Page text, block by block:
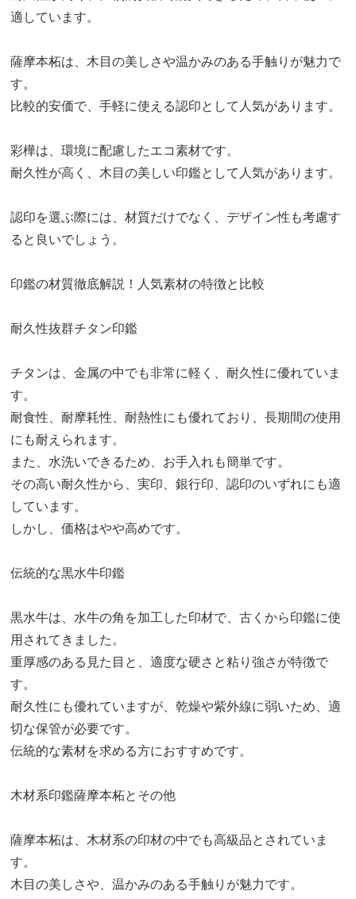
適しています。
薩摩本柘は、木目の美しさや温かみのある手触りが魅力で
す。
比較的安価で、手軽に使える認印として人気があります。
彩樺は、環境に配慮したエコ素材です。
耐久性が高く、木目の美しい印鑑として人気があります。
認印を選ぶ際には、材質だけでなく、デザイン性も考慮す
ると良いでしょう。
印鑑の材質徹底解説！人気素材の特徴と比較
耐久性抜群チタン印鑑
チタンは、金属の中でも非常に軽く、耐久性に優れていま
す。
耐食性、耐摩耗性、耐熱性にも優れており、長期間の使用
にも耐えられます。
また、水洗いできるため、お手入れも簡単です。
その高い耐久性から、実印、銀行印、認印のいずれにも適
しています。
しかし、価格はやや高めです。
伝統的な黒水牛印鑑
黒水牛は、水牛の角を加工した印材で、古くから印鑑に使
用されてきました。
重厚感のある見た目と、適度な硬さと粘り強さが特徴で
す。
耐久性にも優れていますが、乾燥や紫外線に弱いため、適
切な保管が必要です。
伝統的な素材を求める方におすすめです。
木材系印鑑薩摩本柘とその他
薩摩本柘は、木材系の印材の中でも高級品とされていま
す。
木目の美しさや、温かみのある手触りが魅力です。